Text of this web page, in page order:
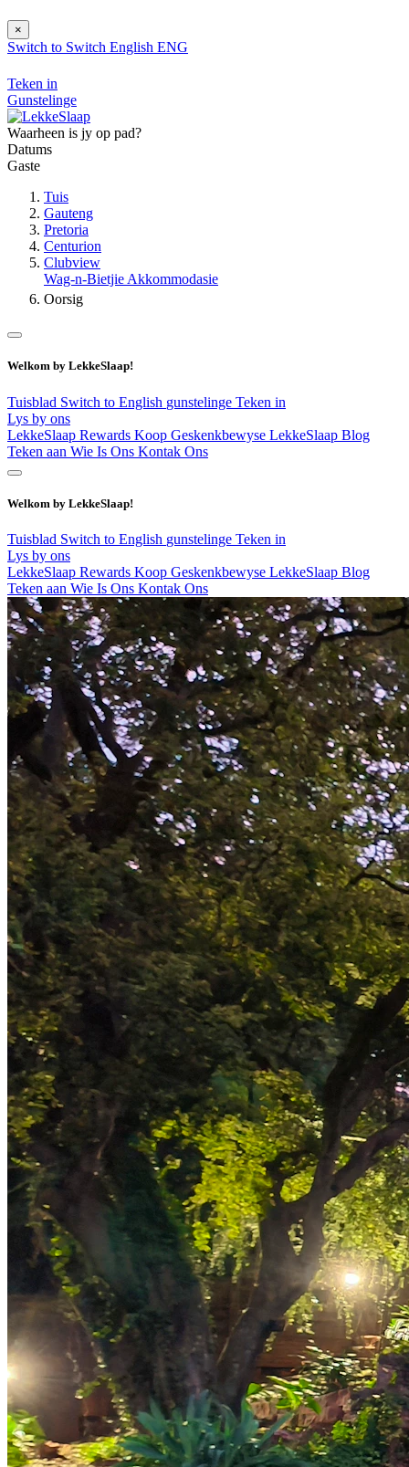
×
Switch to Switch English ENG
Teken in
Gunstelinge
Waarheen is jy op pad?
Datums
Gaste
Tuis
Gauteng
Pretoria
Centurion
Clubview
Wag-n-Bietjie Akkommodasie
Oorsig
Welkom by LekkeSlaap!
Tuisblad Switch to English gunstelinge Teken in
Lys by ons
LekkeSlaap Rewards Koop Geskenkbewyse LekkeSlaap Blog
Teken aan Wie Is Ons Kontak Ons
Welkom by LekkeSlaap!
Tuisblad Switch to English gunstelinge Teken in
Lys by ons
LekkeSlaap Rewards Koop Geskenkbewyse LekkeSlaap Blog
Teken aan Wie Is Ons Kontak Ons